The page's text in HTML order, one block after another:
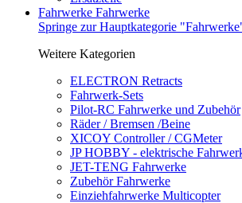
Fahrwerke Fahrwerke
Springe zur Hauptkategorie
Weitere Kategorien
ELECTRON Retracts
Fahrwerk-Sets
Pilot-RC Fahrwerke und Zubehör
Räder / Bremsen /Beine
XICOY Controller / CGMeter
JP HOBBY - elektrische
JET-TENG Fahrwerke
Zubehör Fahrwerke
Einziehfahrwerke Multicopter